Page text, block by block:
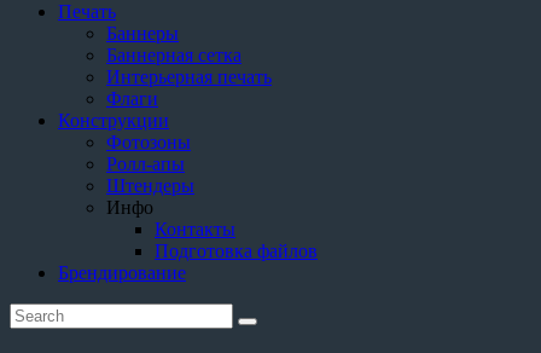
Печать
Баннеры
Баннерная сетка
Интерьерная печать
Флаги
Конструкции
Фотозоны
Ролл-апы
Штендеры
Инфо
Контакты
Подготовка файлов
Брендирование